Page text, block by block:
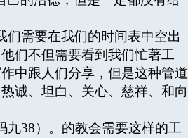
需要在我们的时间表中空出
们不但需要看到我们忙著工
中跟人们分享，但是这种管道
诚、坦白、关心、慈祥、和向
38）。的教会需要这样的工